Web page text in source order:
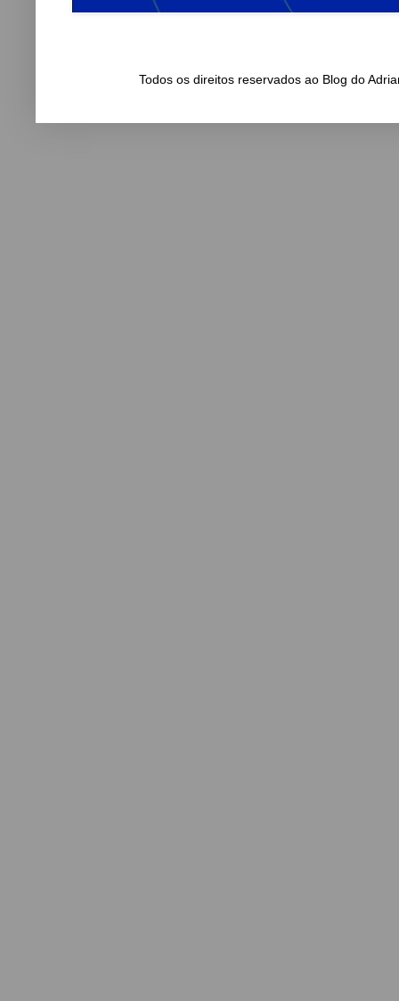
Todos os direitos reservados ao Blog do